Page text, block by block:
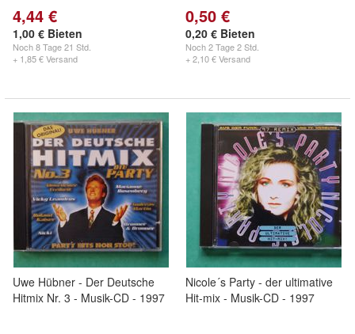
4,44 €
1,00 € Bieten
Noch8 Tage 21 Std.
+ 1,85 € Versand
0,50 €
0,20 € Bieten
Noch2 Tage 2 Std.
+ 2,10 € Versand
Uwe Hübner - Der Deutsche
Hitmix Nr. 3 - Musik-CD - 1997
Nicole´s Party - der ultimative
Hit-mix - Musik-CD - 1997